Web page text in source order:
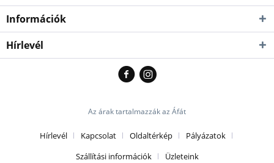
Információk
Hírlevél
Az árak tartalmazzák az Áfát
Hírlevél Kapcsolat Oldaltérkép
Pályázatok
Szállítási információk
Üzleteink